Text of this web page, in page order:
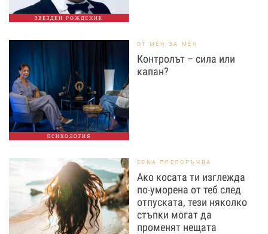
ЗВЕЗДЕН РОЖДЕНИК
ПСИХОЛОГИЯ
ОТ МЕН ЗА МЕН
Контролът – сила или
капан?
EDNA ПРЕПОРЪЧВА
Ако косата ти изглежда
по-уморена от теб след
отпуската, тези няколко
стъпки могат да
променят нещата